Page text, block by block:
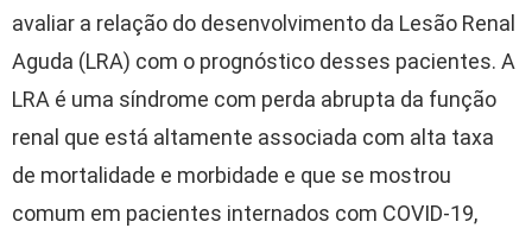
avaliar a relação do desenvolvimento da Lesão Renal
Aguda (LRA) com o prognóstico desses pacientes. A
LRA é uma síndrome com perda abrupta da função
renal que está altamente associada com alta taxa
de mortalidade e morbidade e que se mostrou
comum em pacientes internados com COVID-19,